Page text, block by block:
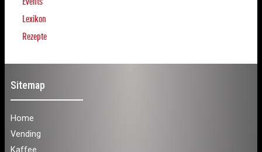
Lexikon
Rezepte
Sitemap
Home
Vending
Kaffee